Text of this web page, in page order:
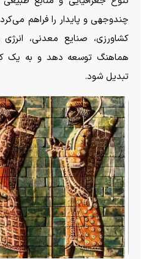
چندوجهی و پایدار را فراهم
کشاورزی، صنایع معدنی،
هماهنگ توسعه دهد و به یک
تبدیل شود.